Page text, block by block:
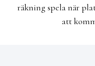
räkning spela när
att